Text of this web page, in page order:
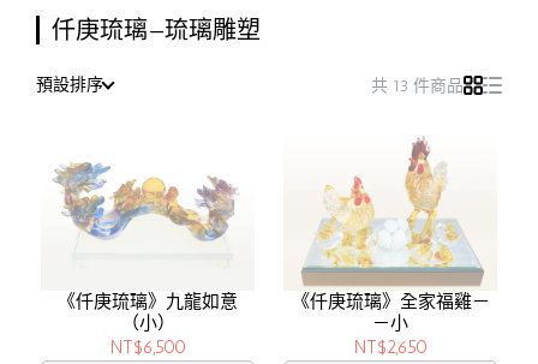
仟庚琉璃—琉璃雕塑
預設排序 共 13 件商品
《仟庚琉璃》九龍如意
（小）
NT$6,500
《仟庚琉璃》全家福雞－
－小
NT$2,650